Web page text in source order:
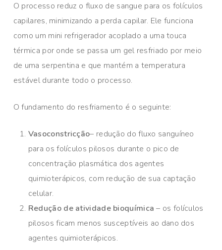
O processo reduz o fluxo de sangue para os folículos
capilares, minimizando a perda capilar. Ele funciona
como um mini refrigerador acoplado a uma touca
térmica por onde se passa um gel resfriado por meio
de uma serpentina e que mantém a temperatura
estável durante todo o processo.
O fundamento do resfriamento é o seguinte:
Vasoconstricção– redução do fluxo sanguíneo
para os folículos pilosos durante o pico de
concentração plasmática dos agentes
quimioterápicos, com redução de sua captação
celular.
Redução de atividade bioquímica– os folículos
pilosos ficam menos susceptíveis ao dano dos
agentes quimioterápicos.